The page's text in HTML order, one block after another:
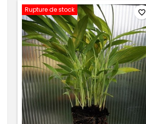
Rupture de stock favorite_border